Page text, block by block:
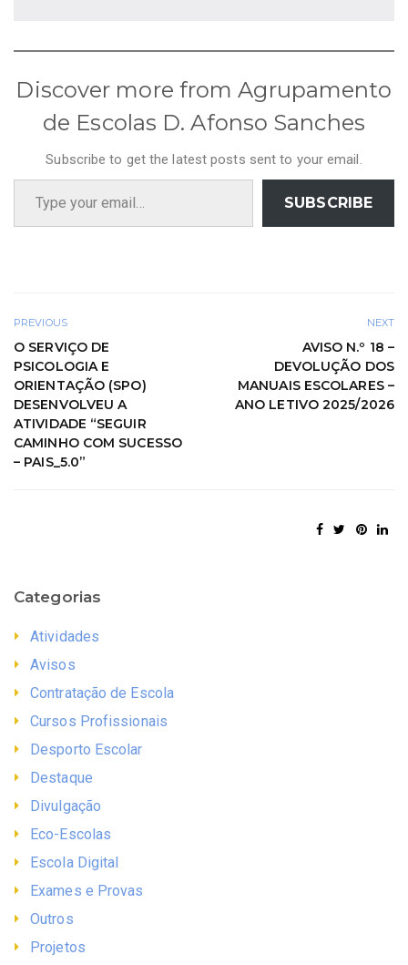
Discover more from Agrupamento
de Escolas D. Afonso Sanches
Subscribe to get the latest posts sent to your email.
Type your email…
SUBSCRIBE
PREVIOUS
O SERVIÇO DE
PSICOLOGIA E
ORIENTAÇÃO (SPO)
DESENVOLVEU A
ATIVIDADE “SEGUIR
CAMINHO COM SUCESSO
– PAIS_5.0”
NEXT
AVISO N.º 18 –
DEVOLUÇÃO DOS
MANUAIS ESCOLARES –
ANO LETIVO 2025/2026
Categorias
Atividades
Avisos
Contratação de Escola
Cursos Profissionais
Desporto Escolar
Destaque
Divulgação
Eco-Escolas
Escola Digital
Exames e Provas
Outros
Projetos